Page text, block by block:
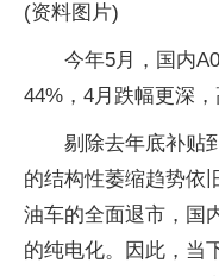
(资料图片)
今年5月，国内
44%，4月跌幅更深，
剔除去年底补贴
的结构性萎缩趋势依
油车的全面退市，国
的纯电化。因此，当